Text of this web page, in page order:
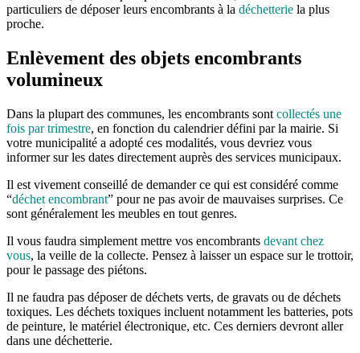
particuliers de déposer leurs encombrants à la déchetterie la plus
proche.
Enlèvement des objets encombrants
volumineux
Dans la plupart des communes, les encombrants sont collectés une
fois par trimestre, en fonction du calendrier défini par la mairie. Si
votre municipalité a adopté ces modalités, vous devriez vous
informer sur les dates directement auprès des services municipaux.
Il est vivement conseillé de demander ce qui est considéré comme
“déchet encombrant” pour ne pas avoir de mauvaises surprises. Ce
sont généralement les meubles en tout genres.
Il vous faudra simplement mettre vos encombrants devant chez
vous, la veille de la collecte. Pensez à laisser un espace sur le trottoir,
pour le passage des piétons.
Il ne faudra pas déposer de déchets verts, de gravats ou de déchets
toxiques. Les déchets toxiques incluent notamment les batteries, pots
de peinture, le matériel électronique, etc. Ces derniers devront aller
dans une déchetterie.